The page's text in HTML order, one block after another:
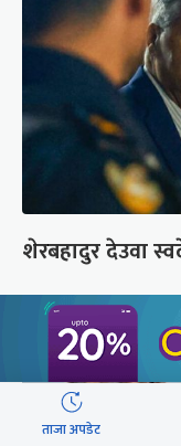
शेरबहादुर देउवा
ताजा अपडेट